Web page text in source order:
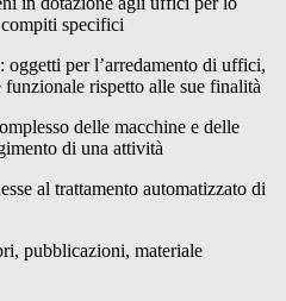
specifici
oggetti per l’arredamento di uffici,
rispetto alle sue finalità
delle macchine e delle
di una attività
al trattamento automatizzato di
pubblicazioni, materiale